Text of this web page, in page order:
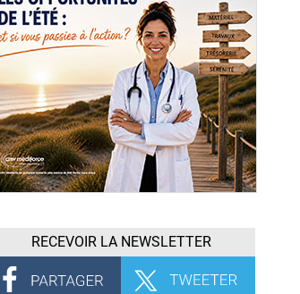
RECEVOIR LA NEWSLETTER